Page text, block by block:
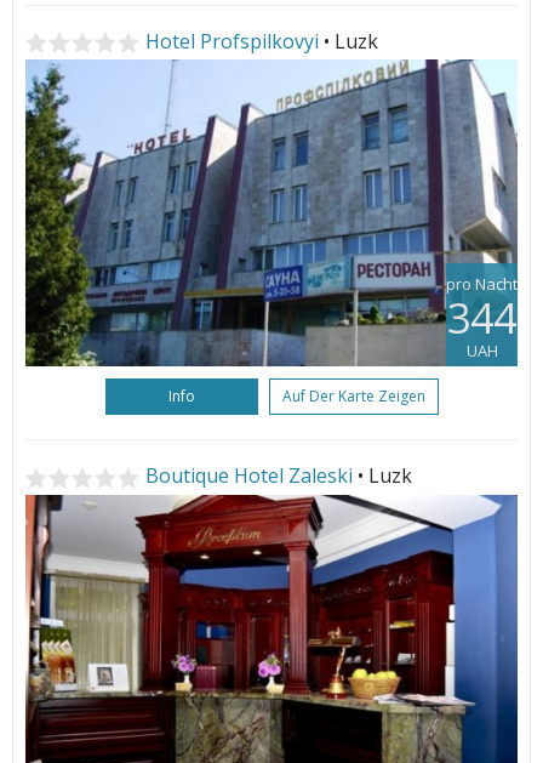
Hotel Profspilkovyi • Luzk
pro Nacht
344
UAH
Info Auf Der Karte Zeigen
Boutique Hotel Zaleski • Luzk